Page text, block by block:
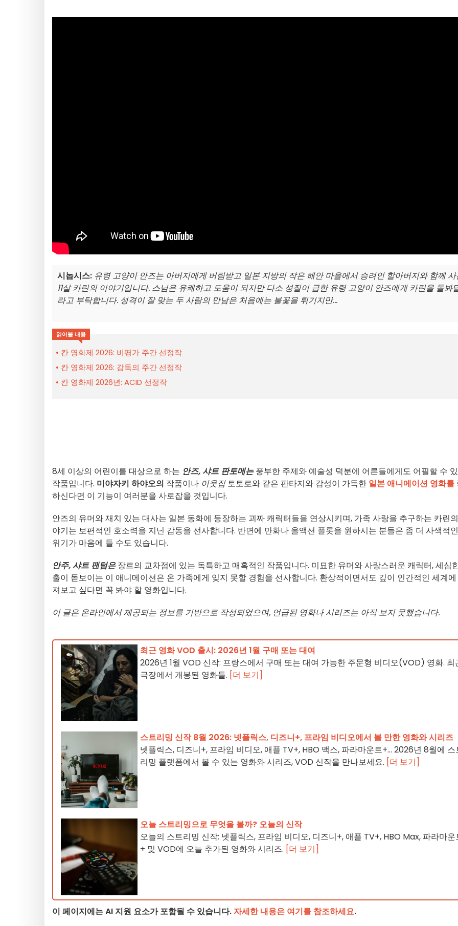
시놉시스: 유령 고양이 안즈는 아버지에게 버림받고 일본 지방의 작은 해안 마을에서 승려인 할아버지와 함께
11살 카린의 이야기입니다. 스님은 유쾌하고 도움이 되지만 다소 성질이 급한 유령 고양이 안즈에게 카린을 돌봐
라고 부탁합니다. 성격이 잘 맞는 두 사람의 만남은 처음에는 불꽃을 튀기지만...
읽어볼 내용
칸 영화제 2026: 비평가 주간 선정작
칸 영화제 2026: 감독의 주간 선정작
칸 영화제 2026년: ACID 선정작
8세 이상의 어린이를 대상으로 하는 안즈, 샤트 판토메는풍부한 주제와 예술성 덕분에 어른들에게도 어필할 수
작품입니다. 미야자키 하야오의 작품이나 이웃집토토로와 같은 판타지와 감성이 가득한 일본 애니메이션 영화를
하신다면 이 기능이 여러분을 사로잡을 것입니다.
안즈의 유머와 재치 있는 대사는 일본 동화에 등장하는 괴짜 캐릭터들을 연상시키며, 가족 사랑을 추구하는 카린
야기는 보편적인 호소력을 지닌 감동을 선사합니다. 반면에 만화나 올액션 플롯을 원하시는 분들은 좀 더 사색적
위기가 마음에 들 수도 있습니다.
안주, 샤트 팬텀은장르의 교차점에 있는 독특하고 매혹적인 작품입니다. 미묘한 유머와 사랑스러운 캐릭터, 세심
출이 돋보이는 이 애니메이션은 온 가족에게 잊지 못할 경험을 선사합니다. 환상적이면서도 깊이 인간적인 세계
져보고 싶다면 꼭 봐야 할 영화입니다.
이 글은 온라인에서 제공되는 정보를 기반으로 작성되었으며, 언급된 영화나 시리즈는 아직 보지 못했습니다.
최근 영화 VOD 출시: 2026년 1월 구매 또는 대여
2026년 1월 VOD 신작: 프랑스에서 구매 또는 대여 가능한 주문형 비디오(VOD) 영화. 최
극장에서 개봉된 영화들. [더 보기]
스트리밍 신작 8월 2026: 넷플릭스, 디즈니+, 프라임 비디오에서 볼 만한 영화와 시리즈
넷플릭스, 디즈니+, 프라임 비디오, 애플 TV+, HBO 맥스, 파라마운트+… 2026년 8월에 스
리밍 플랫폼에서 볼 수 있는 영화와 시리즈, VOD 신작을 만나보세요. [더 보기]
오늘 스트리밍으로 무엇을 볼까? 오늘의 신작
오늘의 스트리밍 신작: 넷플릭스, 프라임 비디오, 디즈니+, 애플 TV+, HBO Max, 파라마운
+ 및 VOD에 오늘 추가된 영화와 시리즈. [더 보기]
이 페이지에는 AI 지원 요소가 포함될 수 있습니다.자세한 내용은 여기를 참조하세요.